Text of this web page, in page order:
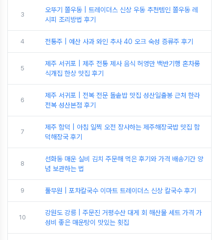
3
오뚜기 쫄우동 | 트레이더스 신상 우동 추천템인 쫄우동 레
시피 조리방법 후기
4 전통주 | 예산 사과 와인 추사 40 오크 숙성 증류주 후기
5
제주 서귀포 | 제주 전통 제사 음식 허영만 백반기행 혼차롱
식개집 한상 맛집 후기
6
제주 서귀포 | 전복 전문 돌솥밥 맛집 성산일출봉 근처 한라
전복 성산본점 후기
7
제주 함덕 | 아침 일찍 오전 장사하는 제주해장국밥 맛집 함
덕해장국 후기
8
선화동 매운 실비 김치 주문해 먹은 후기와 가격 배송기간 양
념 보관하는 법
9 풀무원 | 포차칼국수 이마트 트레이더스 신상 칼국수 후기
10
강원도 강릉 | 주문진 거평수산 대게 회 해산물 세트 가격 가
성비 좋은 매운탕이 맛있는 횟집